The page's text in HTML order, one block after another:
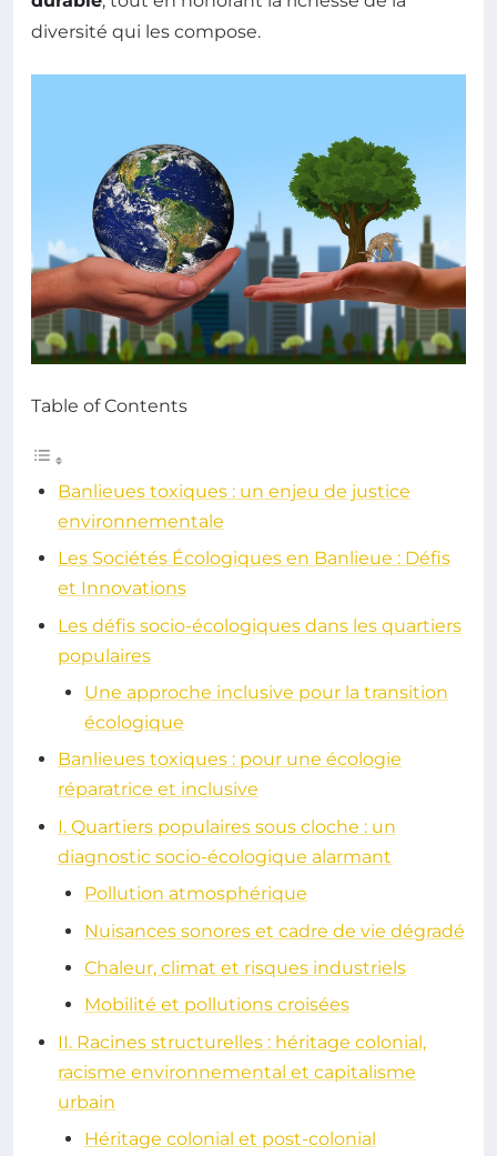
diversité qui les compose.
Table of Contents
Banlieues toxiques : un enjeu de justice
environnementale
Les Sociétés Écologiques en Banlieue : Défis
et Innovations
Les défis socio-écologiques dans les quartiers
populaires
Une approche inclusive pour la transition
écologique
Banlieues toxiques : pour une écologie
réparatrice et inclusive
I. Quartiers populaires sous cloche : un
diagnostic socio-écologique alarmant
Pollution atmosphérique
Nuisances sonores et cadre de vie dégradé
Chaleur, climat et risques industriels
Mobilité et pollutions croisées
II. Racines structurelles : héritage colonial,
racisme environnemental et capitalisme
urbain
Héritage colonial et post-colonial